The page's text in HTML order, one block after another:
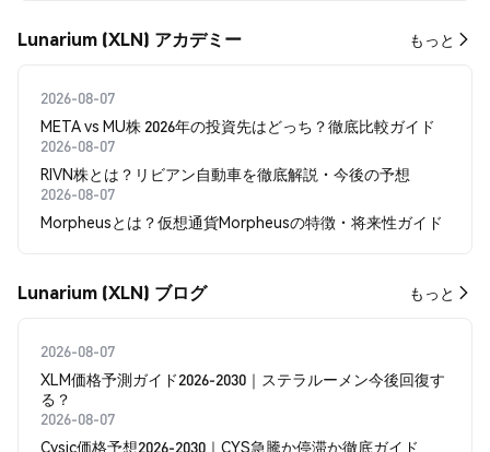
Lunarium (XLN) アカデミー もっと
2026-08-07
META vs MU株 2026年の投資先はどっち？徹底比較ガイド
2026-08-07
RIVN株とは？リビアン自動車を徹底解説・今後の予想
2026-08-07
Morpheusとは？仮想通貨Morpheusの特徴・将来性ガイド
Lunarium (XLN) ブログ もっと
2026-08-07
XLM価格予測ガイド2026-2030｜ステラルーメン今後回復す
る？
2026-08-07
Cysic価格予想2026-2030｜CYS急騰か停滞か徹底ガイド